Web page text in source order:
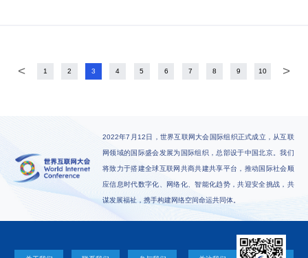
<
1 2 3 4 5 6 7 8 9 10 >
2022年7月12日，世界互联网大会国际组织正式成立，从互联
网领域的国际盛会发展为国际组织，总部设于中国北京。我们
将致力于搭建全球互联网共商共建共享平台，推动国际社会顺
应信息时代数字化、网络化、智能化趋势，共迎安全挑战，共
谋发展福祉，携手构建网络空间命运共同体。